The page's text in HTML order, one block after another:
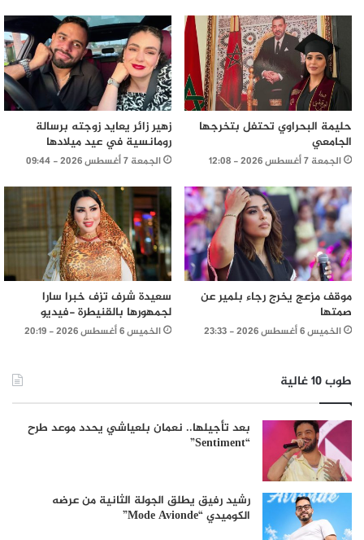
حليمة البحراوي تحتفل بتخرجها
الجامعي
الجمعة 7 أغسطس 2026 - 12:08
زهير زائر يعايد زوجته برسالة
رومانسية في عيد ميلادها
الجمعة 7 أغسطس 2026 - 09:44
موقف مزعج يخرج رجاء بلمير عن
صمتها
الخميس 6 أغسطس 2026 - 23:33
سعيدة شرف تزف خبرا سارا
لجمهورها بالقنيطرة -فيديو
الخميس 6 أغسطس 2026 - 20:19
طوب 10 غالية
بعد تأجيلها.. نعمان بلعياشي يحدد موعد طرح
“Sentiment”
رشيد رفيق يطلق الجولة الثانية من عرضه
الكوميدي “Mode Avionde”